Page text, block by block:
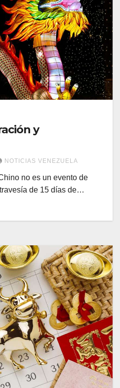
y
NOTICIAS VENEZUELA
no es un evento de
de 15 días de…